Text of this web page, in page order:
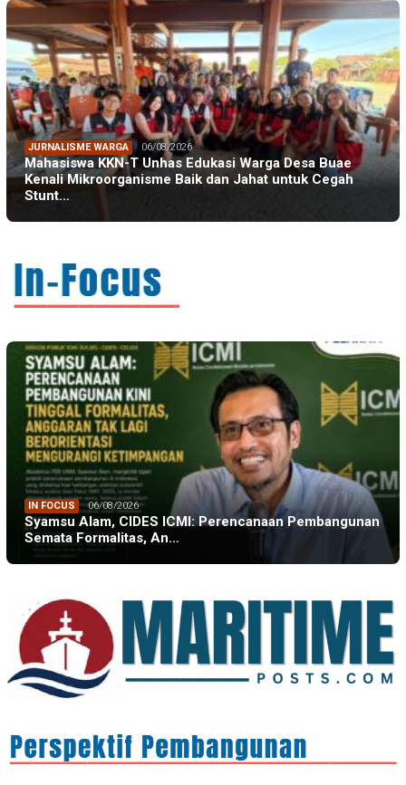
JURNALISME WARGA 06/08/2026
Mahasiswa KKN-T Unhas Edukasi Warga Desa Buae
Kenali Mikroorganisme Baik dan Jahat untuk Cegah
Stunt…
IN FOCUS 06/08/2026
Syamsu Alam, CIDES ICMI: Perencanaan Pembangunan
Semata Formalitas, An…